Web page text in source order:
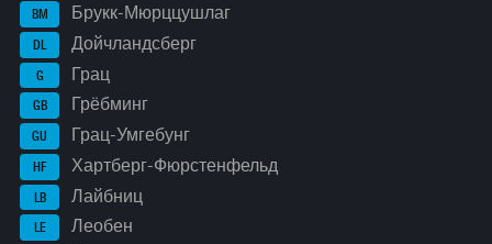
BM Брукк-Мюрццушлаг
DL Дойчландсберг
G Грац
GB Грёбминг
GU Грац-Умгебунг
HF Хартберг-Фюрстенфельд
LB Лайбниц
LE Леобен